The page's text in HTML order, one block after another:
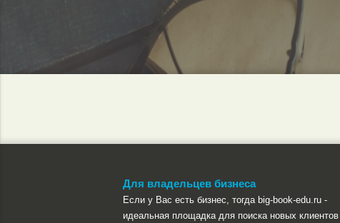
Для владельцев бизнеса
Если у Вас есть бизнес, тогда big-book-edu.ru -
идеальная площадка для поиска новых клиентов